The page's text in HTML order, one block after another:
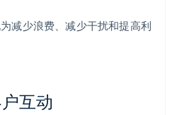
减少浪费、减少干扰和提高利
互动